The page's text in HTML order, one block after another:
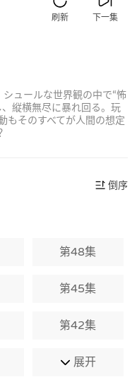
下一集
刷新
ュールな世界観の中で“怖
縦横無尽に暴れ回る。玩
もそのすべてが人間の想定
倒序
第48集
第45集
第42集
展开